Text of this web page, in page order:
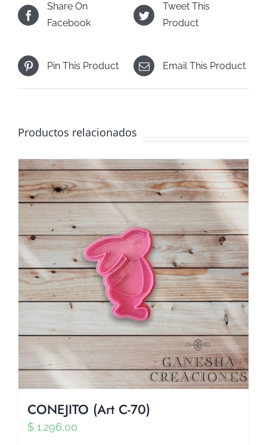
Share On
Facebook
Tweet This
Product
Pin This Product Email This Product
Productos relacionados
CONEJITO (Art C-70)
$ 1.296,00